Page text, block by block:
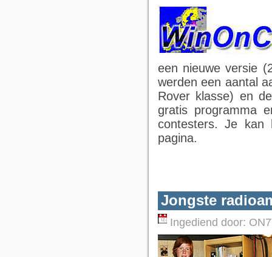
een nieuwe versie
werden een aantal
Rover klasse) en
gratis programma
contesters. Je kan
pagina.
Jongste
Ingediend door: